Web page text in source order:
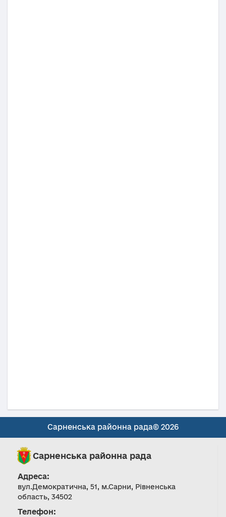
Сарненська районна рада© 2026
Сарненська районна рада
Адреса:
вул.Демократична, 51, м.Сарни, Рівненська
область, 34502
Телефон: